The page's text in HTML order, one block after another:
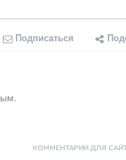
Подписаться
КОММЕНТАРИИ ДЛЯ